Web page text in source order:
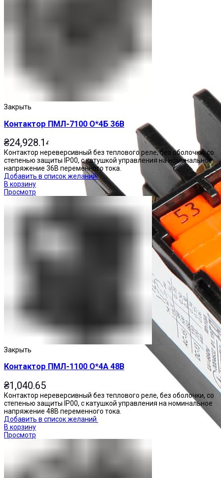
Закрыть
Контактор ПМЛ-7100 О*4Б 36В
₴24,928.14
Контактор нереверсивный без теплового реле, без оболочки, со
степенью защиты IP00, с катушкой управления на номинальное
напряжение 36В переменного тока.
Добавить в список желаний
В корзину
Просмотр
Закрыть
Контактор ПМЛ-1100 О*4А 48В
₴1,040.65
Контактор нереверсивный без теплового реле, без оболочки, со
степенью защиты IP00, с катушкой управления на номинальное
напряжение 48В переменного тока.
Добавить в список желаний
В корзину
Просмотр